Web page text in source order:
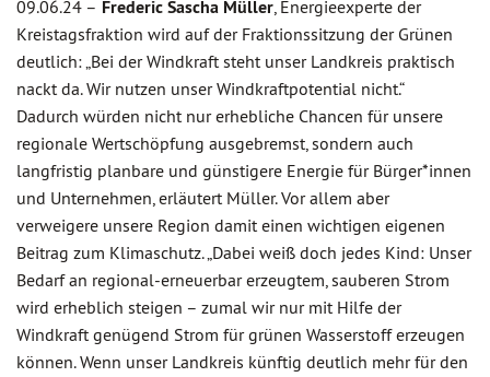
09.06.24 – Frederic Sascha Müller, Energieexperte der
Kreistagsfraktion wird auf der Fraktionssitzung der Grünen
deutlich: „Bei der Windkraft steht unser Landkreis praktisch
nackt da. Wir nutzen unser Windkraftpotential nicht.“
Dadurch würden nicht nur erhebliche Chancen für unsere
regionale Wertschöpfung ausgebremst, sondern auch
langfristig planbare und günstigere Energie für Bürger*innen
und Unternehmen, erläutert Müller. Vor allem aber
verweigere unsere Region damit einen wichtigen eigenen
Beitrag zum Klimaschutz. „Dabei weiß doch jedes Kind: Unser
Bedarf an regional-erneuerbar erzeugtem, sauberen Strom
wird erheblich steigen – zumal wir nur mit Hilfe der
Windkraft genügend Strom für grünen Wasserstoff erzeugen
können. Wenn unser Landkreis künftig deutlich mehr für den